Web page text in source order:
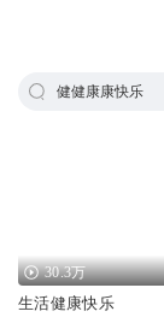
健健康康快乐
30.3万
生活健康快乐